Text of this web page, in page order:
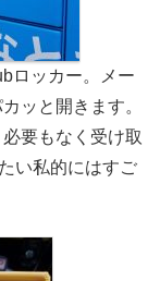
ロッカー。メー
ッと開きます。
要もなく受け取
い私的にはすご